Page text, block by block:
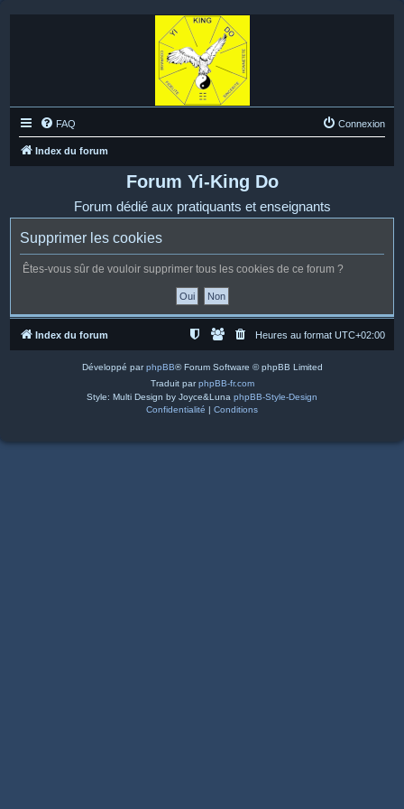
FAQ Connexion
Index du forum
Forum Yi-King Do
Forum dédié aux pratiquants et enseignants
Supprimer les cookies
Êtes-vous sûr de vouloir supprimer tous les cookies de ce forum ?
Index du forum Heures au format UTC+02:00
Développé parphpBB® Forum Software © phpBB Limited
Traduit parphpBB-fr.com
Style: Multi Design by Joyce&Luna phpBB-Style-Design
Confidentialité | Conditions